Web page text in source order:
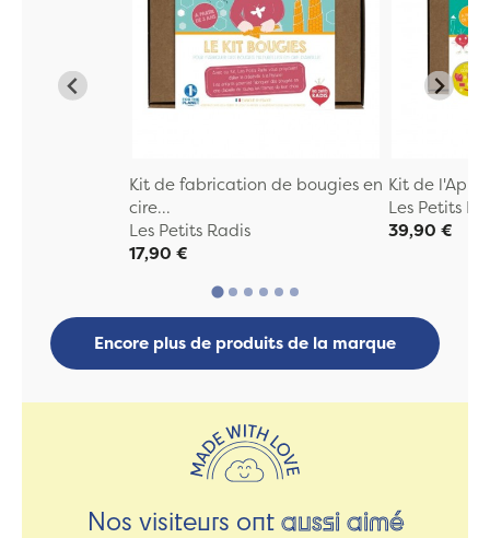
Kit de fabrication de bougies en
cire...
Les Petits Radis
17,90 €
Kit de
Les Petits
39,90 €
Encore plus de produits de la marque
Nos visiteurs ontaussi aimé